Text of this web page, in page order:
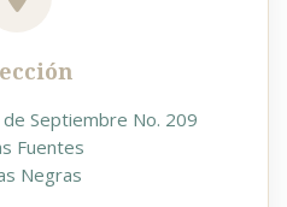
Septiembre No. 209
Fuentes
Negras